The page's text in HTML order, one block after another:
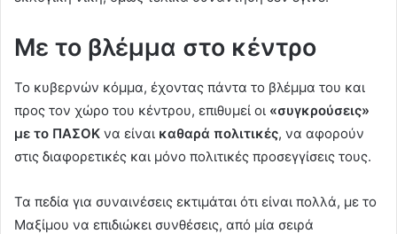
Με το βλέμμα στο κέντρο
Το κυβερνών κόμμα, έχοντας πάντα το βλέμμα του και
προς τον χώρο του κέντρου, επιθυμεί οι «συγκρούσεις»
με το ΠΑΣΟΚ να είναι καθαρά πολιτικές, να αφορούν
στις διαφορετικές και μόνο πολιτικές προσεγγίσεις τους.
Τα πεδία για συναινέσεις εκτιμάται ότι είναι πολλά, με το
Μαξίμου να επιδιώκει συνθέσεις, από μία σειρά